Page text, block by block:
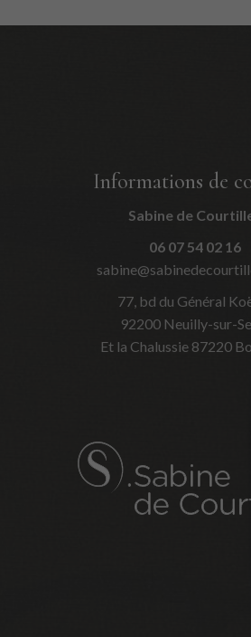
Informations de
Sabine de
06 07 54 02 16
77, bd du Général
92200 Neuilly-sur-
Et la Chalussie 87220